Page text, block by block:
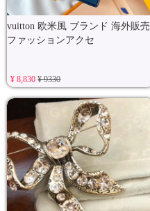
vuitton 欧米風 ブランド 海外販売
ファッションアクセ
¥ 8,830¥ 9330